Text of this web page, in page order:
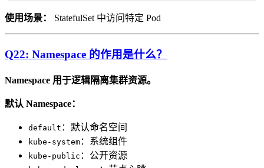
使用场景： StatefulSet 中访问特定 Pod
Q22: Namespace 的作用是什么？
Namespace 用于逻辑隔离集群资源。
默认 Namespace：
default ：默认命名空间
kube-system ：系统组件
kube-public ：公开资源